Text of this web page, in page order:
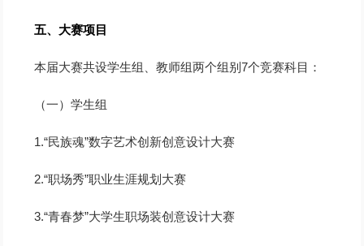
五、大赛项目
本届大赛共设学生组、教师组两个组别7个竞赛科目：
（一）学生组
1.“民族魂”数字艺术创新创意设计大赛
2.“职场秀”职业生涯规划大赛
3.“青春梦”大学生职场装创意设计大赛